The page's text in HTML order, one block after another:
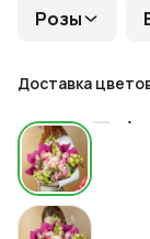
Розы
Доставка